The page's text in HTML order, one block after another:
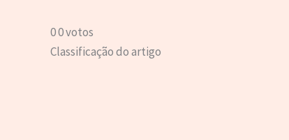
00votos
Classificação do artigo